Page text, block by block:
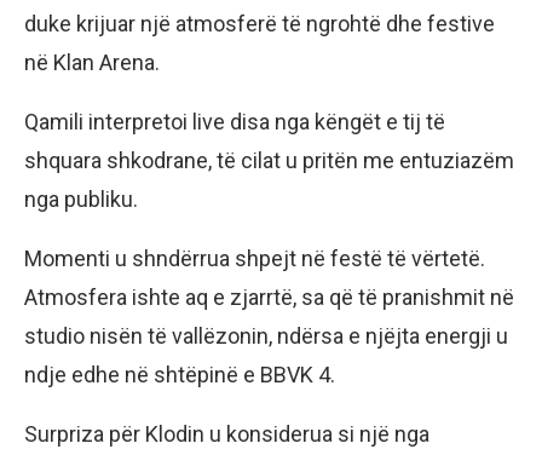
duke krijuar një atmosferë të ngrohtë dhe festive
në Klan Arena.
Qamili interpretoi live disa nga këngët e tij të
shquara shkodrane, të cilat u pritën me entuziazëm
nga publiku.
Momenti u shndërrua shpejt në festë të vërtetë.
Atmosfera ishte aq e zjarrtë, sa që të pranishmit në
studio nisën të vallëzonin, ndërsa e njëjta energji u
ndje edhe në shtëpinë e BBVK 4.
Surpriza për Klodin u konsiderua si një nga